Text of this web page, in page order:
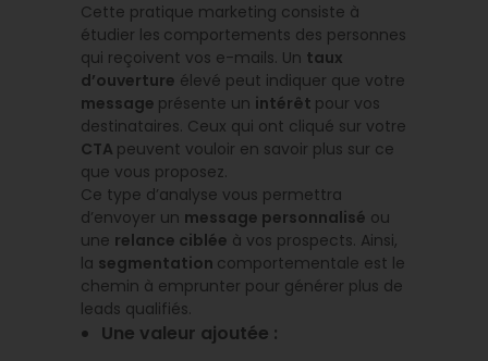
Cette pratique marketing consiste à
étudier les comportements des personnes
qui reçoivent vos e-mails. Un taux
d’ouverture élevé peut indiquer que votre
message présente un intérêt pour vos
destinataires. Ceux qui ont cliqué sur votre
CTA peuvent vouloir en savoir plus sur ce
que vous proposez.
Ce type d’analyse vous permettra
d’envoyer un message personnalisé ou
une relance ciblée à vos prospects. Ainsi,
la segmentation comportementale est le
chemin à emprunter pour générer plus de
leads qualifiés.
Une valeur ajoutée :